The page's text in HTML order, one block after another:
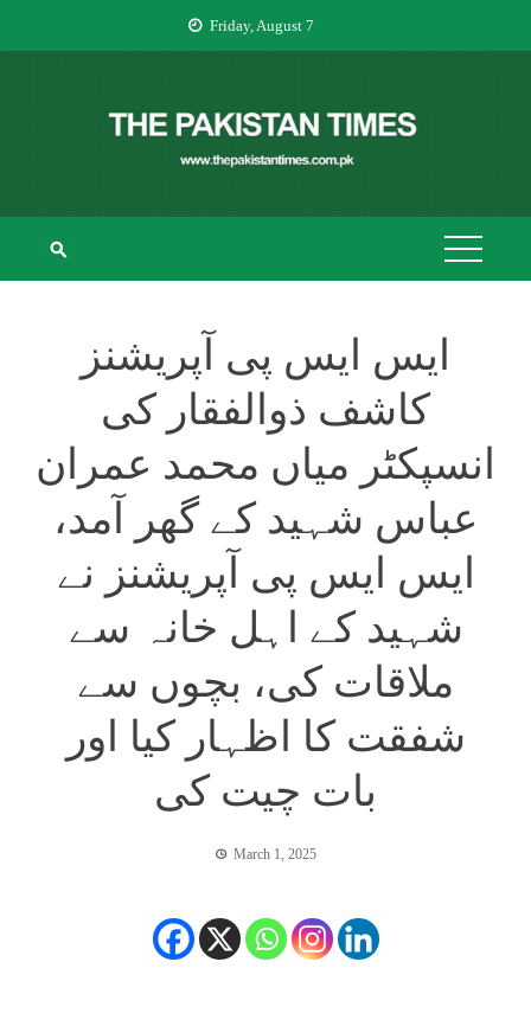
Friday, August 7
THE PAKISTAN
TIMES
The Pakistan Times
ایس ایس پی آپریشنز
کاشف ذوالفقار کی
انسپکٹر میاں محمد عمران
عباس شہید کے گھر آمد،
ایس ایس پی آپریشنز نے
شہید کے اہل خانہ سے
ملاقات کی، بچوں سے
شفقت کا اظہار کیا اور
بات چیت کی
March 1, 2025